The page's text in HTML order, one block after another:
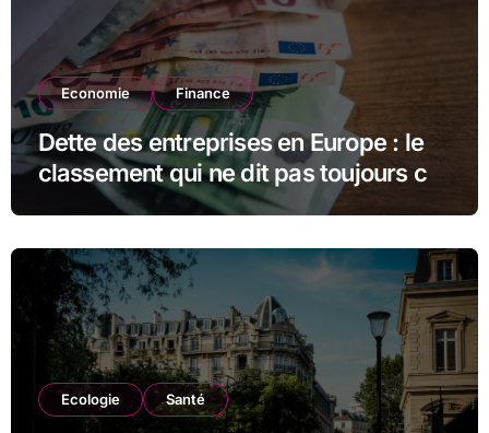
Economie Finance
Dette des entreprises en Europe : le
classement qui ne dit pas toujours ce
qu’il semble dire
Ecologie Santé